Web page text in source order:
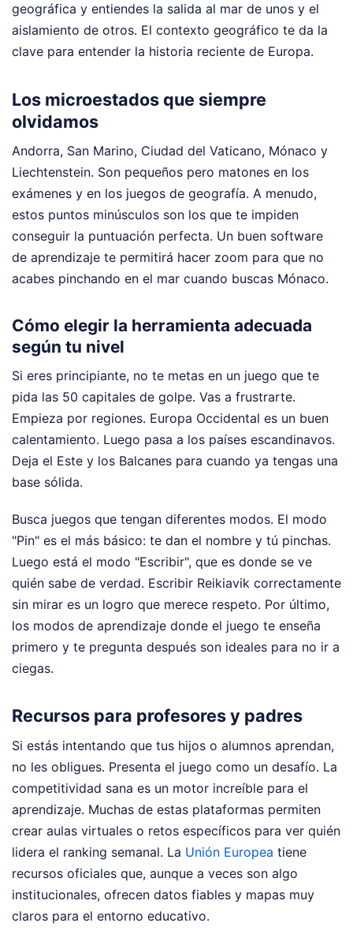
geográfica y entiendes la salida al mar de unos y el
aislamiento de otros. El contexto geográfico te da la
clave para entender la historia reciente de Europa.
Los microestados que siempre
olvidamos
Andorra, San Marino, Ciudad del Vaticano, Mónaco y
Liechtenstein. Son pequeños pero matones en los
exámenes y en los juegos de geografía. A menudo,
estos puntos minúsculos son los que te impiden
conseguir la puntuación perfecta. Un buen software
de aprendizaje te permitirá hacer zoom para que no
acabes pinchando en el mar cuando buscas Mónaco.
Cómo elegir la herramienta adecuada
según tu nivel
Si eres principiante, no te metas en un juego que te
pida las 50 capitales de golpe. Vas a frustrarte.
Empieza por regiones. Europa Occidental es un buen
calentamiento. Luego pasa a los países escandinavos.
Deja el Este y los Balcanes para cuando ya tengas una
base sólida.
Busca juegos que tengan diferentes modos. El modo
"Pin" es el más básico: te dan el nombre y tú pinchas.
Luego está el modo "Escribir", que es donde se ve
quién sabe de verdad. Escribir Reikiavik correctamente
sin mirar es un logro que merece respeto. Por último,
los modos de aprendizaje donde el juego te enseña
primero y te pregunta después son ideales para no ir a
ciegas.
Recursos para profesores y padres
Si estás intentando que tus hijos o alumnos aprendan,
no les obligues. Presenta el juego como un desafío. La
competitividad sana es un motor increíble para el
aprendizaje. Muchas de estas plataformas permiten
crear aulas virtuales o retos específicos para ver quién
lidera el ranking semanal. La Unión Europea tiene
recursos oficiales que, aunque a veces son algo
institucionales, ofrecen datos fiables y mapas muy
claros para el entorno educativo.